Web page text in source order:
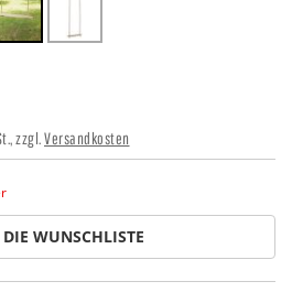
zzgl.Versandkosten
WUNSCHLISTE